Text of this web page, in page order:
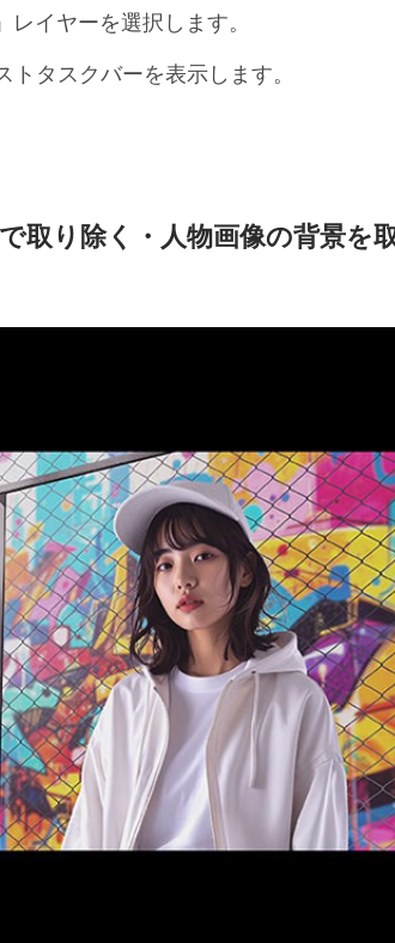
イヤーを選択します。
タスクバーを表示します。
取り除く・人物画像の背景を